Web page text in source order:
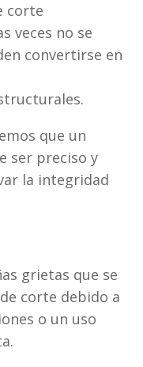
corte
veces no se
convertirse en
que un
ser preciso y
la integridad
grietas que se
corte debido a
o un uso